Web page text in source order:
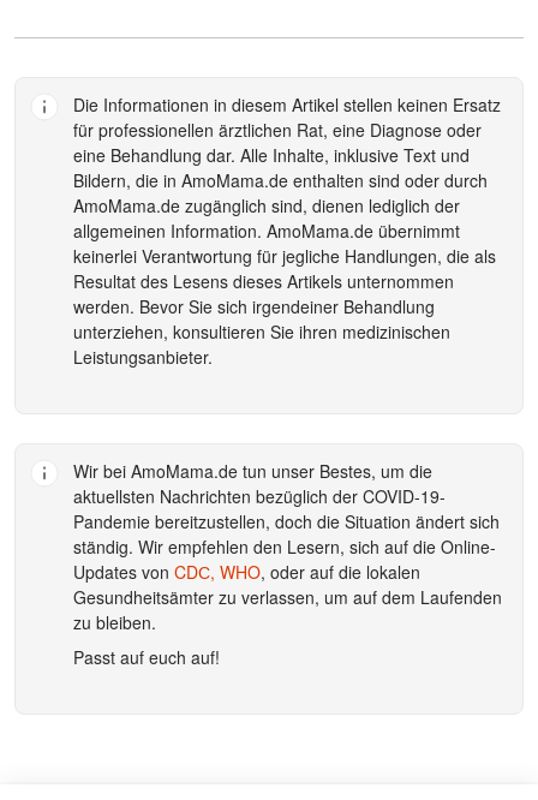
Die Informationen in diesem Artikel stellen keinen Ersatz
für professionellen ärztlichen Rat, eine Diagnose oder
eine Behandlung dar. Alle Inhalte, inklusive Text und
Bildern, die in AmoMama.de enthalten sind oder durch
AmoMama.de zugänglich sind, dienen lediglich der
allgemeinen Information. AmoMama.de übernimmt
keinerlei Verantwortung für jegliche Handlungen, die als
Resultat des Lesens dieses Artikels unternommen
werden. Bevor Sie sich irgendeiner Behandlung
unterziehen, konsultieren Sie ihren medizinischen
Leistungsanbieter.
Wir bei AmoMama.de tun unser Bestes, um die
aktuellsten Nachrichten bezüglich der COVID-19-
Pandemie bereitzustellen, doch die Situation ändert sich
ständig. Wir empfehlen den Lesern, sich auf die Online-
Updates von CDС, WHO, oder auf die lokalen
Gesundheitsämter zu verlassen, um auf dem Laufenden
zu bleiben.
Passt auf euch auf!